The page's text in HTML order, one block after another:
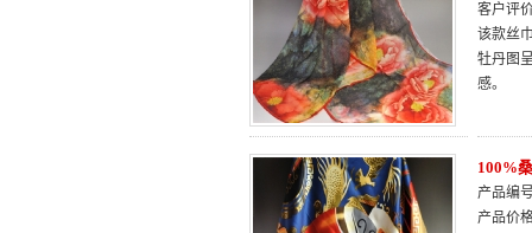
客户评
该款丝
牡丹图
感。
100%
产品编
产品价